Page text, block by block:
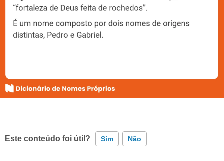
Este conteúdo foi útil? Sim Não